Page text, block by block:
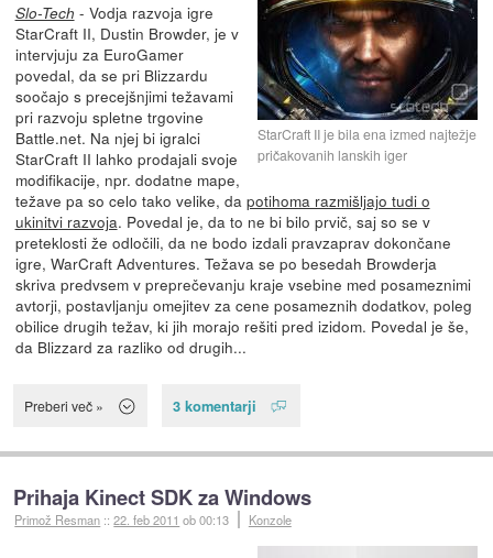
StarCraft II je bila ena izmed najtežje
pričakovanih lanskih iger
Slo-Tech - Vodja razvoja igre
StarCraft II, Dustin Browder, je v
intervjuju za EuroGamer
povedal, da se pri Blizzardu
soočajo s precejšnjimi težavami
pri razvoju spletne trgovine
Battle.net. Na njej bi igralci
StarCraft II lahko prodajali svoje
modifikacije, npr. dodatne mape,
težave pa so celo tako velike, da potihoma razmišljajo tudi o
ukinitvi razvoja. Povedal je, da to ne bi bilo prvič, saj so se v
preteklosti že odločili, da ne bodo izdali pravzaprav dokončane
igre, WarCraft Adventures. Težava se po besedah Browderja
skriva predvsem v preprečevanju kraje vsebine med posameznimi
avtorji, postavljanju omejitev za cene posameznih dodatkov, poleg
obilice drugih težav, ki jih morajo rešiti pred izidom. Povedal je še,
da Blizzard za razliko od drugih...
Preberi več » 3 komentarji
Prihaja Kinect SDK za Windows
Primož Resman ::22. feb 2011 ob 00:13 Konzole